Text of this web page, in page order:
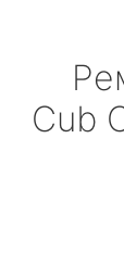
Cub